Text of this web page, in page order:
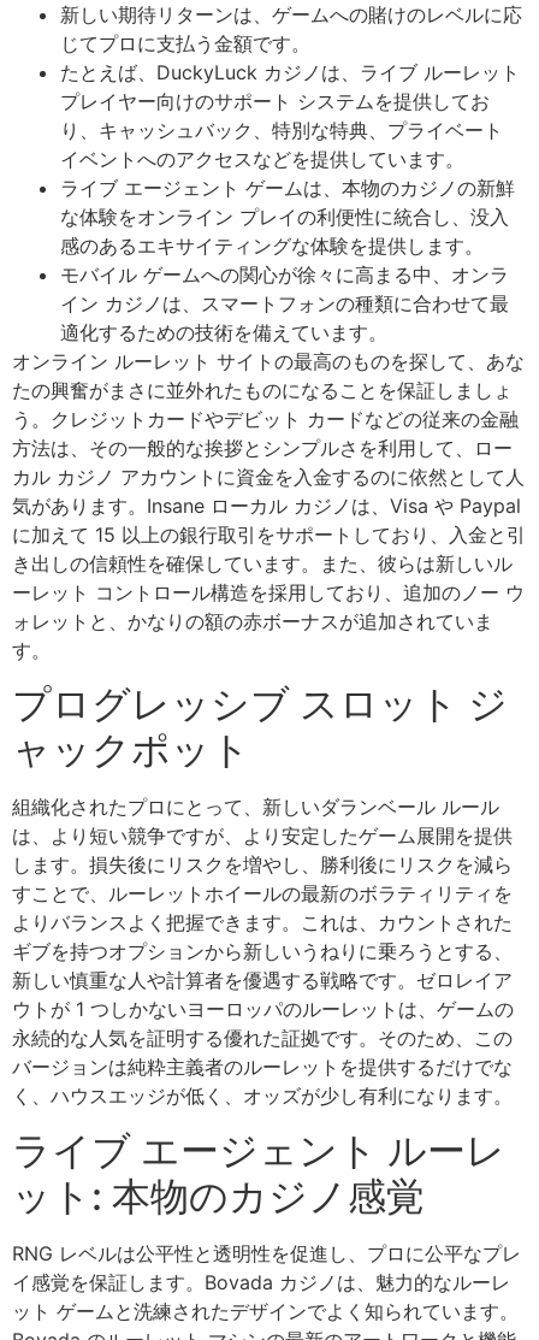
新しい期待リターンは、ゲームへの賭けのレベルに応
じてプロに支払う金額です。
たとえば、DuckyLuck カジノは、ライブ ルーレット
プレイヤー向けのサポート システムを提供してお
り、キャッシュバック、特別な特典、プライベート
イベントへのアクセスなどを提供しています。
ライブ エージェント ゲームは、本物のカジノの新鮮
な体験をオンライン プレイの利便性に統合し、没入
感のあるエキサイティングな体験を提供します。
モバイル ゲームへの関心が徐々に高まる中、オンラ
イン カジノは、スマートフォンの種類に合わせて最
適化するための技術を備えています。
オンライン ルーレット サイトの最高のものを探して、あな
たの興奮がまさに並外れたものになることを保証しましょ
う。クレジットカードやデビット カードなどの従来の金融
方法は、その一般的な挨拶とシンプルさを利用して、ロー
カル カジノ アカウントに資金を入金するのに依然として人
気があります。Insane ローカル カジノは、Visa や Paypal
に加えて 15 以上の銀行取引をサポートしており、入金と引
き出しの信頼性を確保しています。また、彼らは新しいル
ーレット コントロール構造を採用しており、追加のノー ウ
ォレットと、かなりの額の赤ボーナスが追加されていま
す。
プログレッシブ スロット ジ
ャックポット
組織化されたプロにとって、新しいダランベール ルール
は、より短い競争ですが、より安定したゲーム展開を提供
します。損失後にリスクを増やし、勝利後にリスクを減ら
すことで、ルーレットホイールの最新のボラティリティを
よりバランスよく把握できます。これは、カウントされた
ギブを持つオプションから新しいうねりに乗ろうとする、
新しい慎重な人や計算者を優遇する戦略です。ゼロレイア
ウトが 1 つしかないヨーロッパのルーレットは、ゲームの
永続的な人気を証明する優れた証拠です。そのため、この
バージョンは純粋主義者のルーレットを提供するだけでな
く、ハウスエッジが低く、オッズが少し有利になります。
ライブ エージェント ルーレ
ット: 本物のカジノ感覚
RNG レベルは公平性と透明性を促進し、プロに公平なプレ
イ感覚を保証します。Bovada カジノは、魅力的なルーレ
ット ゲームと洗練されたデザインでよく知られています。